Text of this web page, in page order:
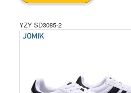
YZY SD3085-2